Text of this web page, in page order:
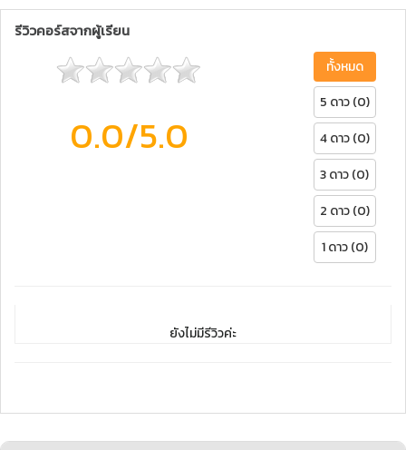
รีวิวคอร์สจากผู้เรียน
0.0/5.0
ทั้งหมด
5 ดาว (0)
4 ดาว (0)
3 ดาว (0)
2 ดาว (0)
1 ดาว (0)
ยังไม่มีรีวิวค่ะ